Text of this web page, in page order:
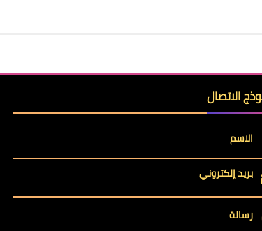
الاتصال
الاسم
بريد إلكتروني
رسالة